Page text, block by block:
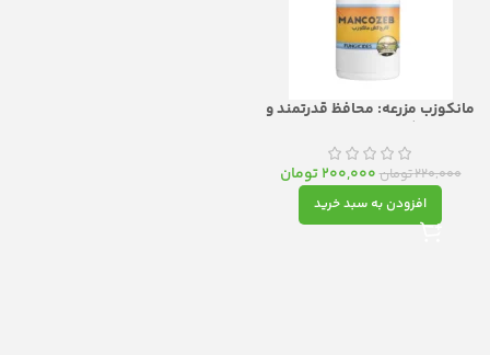
مانکوزب مزرعه: محافظ قدرتمند و
آفات
220,000تومان200,000 تومان
افزودن به سبد خرید